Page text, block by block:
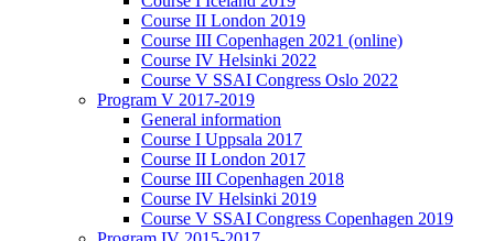
Course II London 2019
Course III Copenhagen 2021 (online)
Course IV Helsinki 2022
Course V SSAI Congress Oslo 2022
Program V 2017-2019
General information
Course I Uppsala 2017
Course II London 2017
Course III Copenhagen 2018
Course IV Helsinki 2019
Course V SSAI Congress Copenhagen 2019